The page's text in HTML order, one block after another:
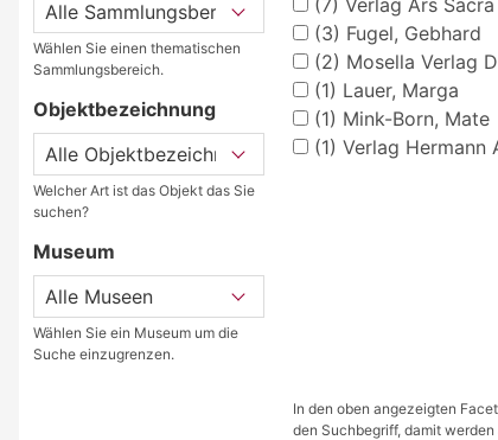
Wählen Sie einen thematischen
Sammlungsbereich.
Objektbezeichnung
Welcher Art ist das Objekt das Sie
suchen?
Museum
Wählen Sie ein Museum um die
Suche einzugrenzen.
(3) Fugel, Gebhard
(2) Mosella Verlag Düsseldorf
(1) Lauer, Marga
(1) Mink-Born, Mate
(1) Verlag Hermann Appel,
In den oben angezeigten
den Suchbegriff, damit